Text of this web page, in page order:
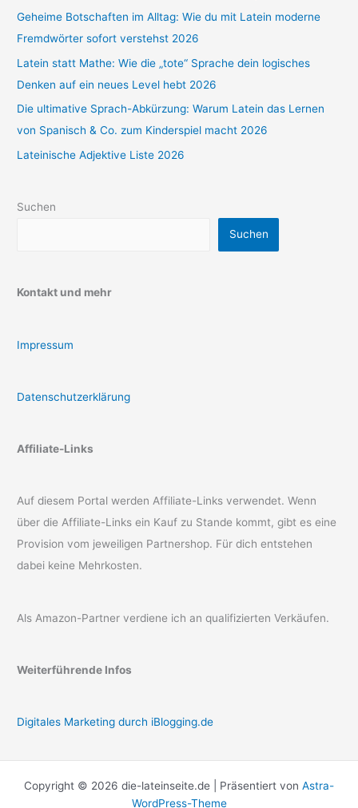
Geheime Botschaften im Alltag: Wie du mit Latein moderne
Fremdwörter sofort verstehst 2026
Latein statt Mathe: Wie die „tote“ Sprache dein logisches
Denken auf ein neues Level hebt 2026
Die ultimative Sprach-Abkürzung: Warum Latein das Lernen
von Spanisch & Co. zum Kinderspiel macht 2026
Lateinische Adjektive Liste 2026
Suchen
Suchen
Kontakt und mehr
Impressum
Datenschutzerklärung
Affiliate-Links
Auf diesem Portal werden Affiliate-Links verwendet. Wenn
über die Affiliate-Links ein Kauf zu Stande kommt, gibt es eine
Provision vom jeweiligen Partnershop. Für dich entstehen
dabei keine Mehrkosten.
Als Amazon-Partner verdiene ich an qualifizierten Verkäufen.
Weiterführende Infos
Digitales Marketing durch iBlogging.de
Copyright © 2026 die-lateinseite.de | Präsentiert von Astra-
WordPress-Theme